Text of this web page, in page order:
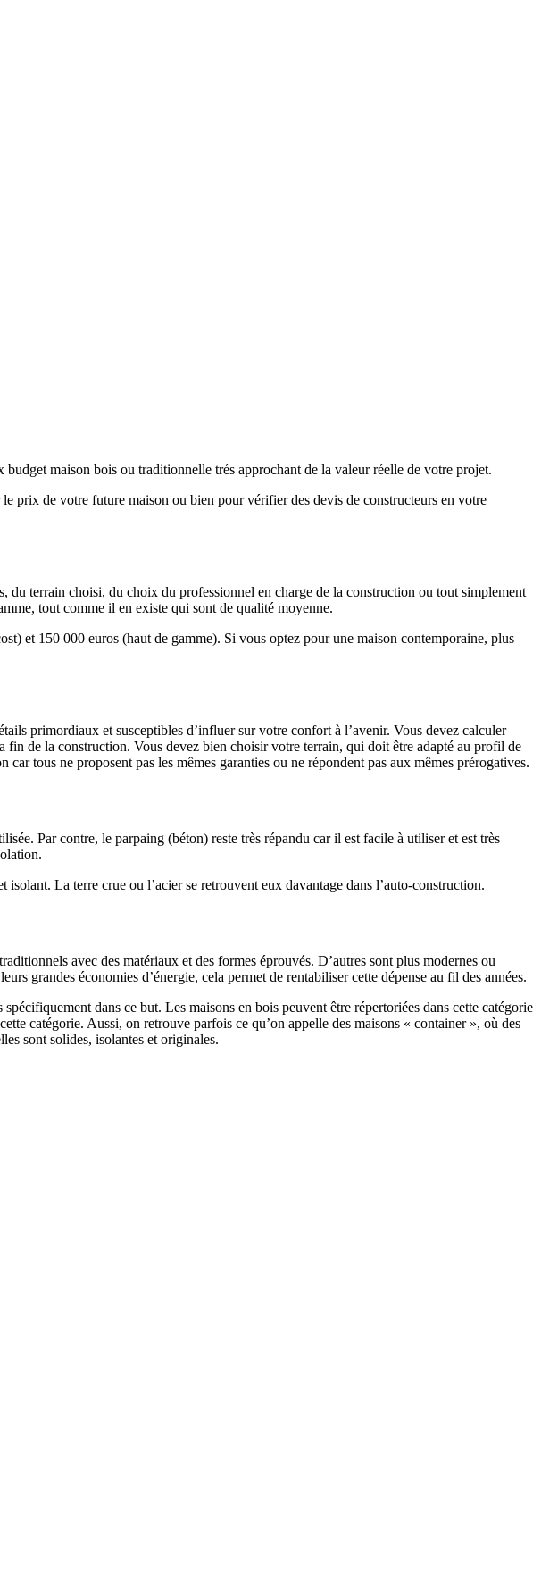
maison bois ou traditionnelle trés approchant de la valeur réelle de votre projet.
prix de votre future maison ou bien pour vérifier des devis de constructeurs en votre
du terrain choisi, du choix du professionnel en charge de la construction ou tout simplement
tout comme il en existe qui sont de qualité moyenne.
et 150 000 euros (haut de gamme). Si vous optez pour une maison contemporaine, plus
primordiaux et susceptibles d’influer sur votre confort à l’avenir. Vous devez calculer
fin de la construction. Vous devez bien choisir votre terrain, qui doit être adapté au profil de
tous ne proposent pas les mêmes garanties ou ne répondent pas aux mêmes prérogatives.
Par contre, le parpaing (béton) reste très répandu car il est facile à utiliser et est très
La terre crue ou l’acier se retrouvent eux davantage dans l’auto-construction.
avec des matériaux et des formes éprouvés. D’autres sont plus modernes ou
grandes économies d’énergie, cela permet de rentabiliser cette dépense au fil des années.
dans ce but. Les maisons en bois peuvent être répertoriées dans cette catégorie
catégorie. Aussi, on retrouve parfois ce qu’on appelle des maisons « container », où des
sont solides, isolantes et originales.